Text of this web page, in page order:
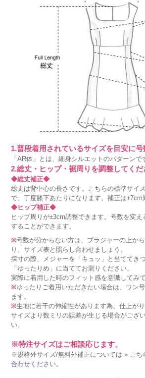
1.普段着用されているサイズを目安に号
「AR体」とは、細身シルエットのパターンで
2.総丈・ヒップ・裾周りを調整してくだ
◆総丈補正◆
総丈は背中心の長さです。こちらの標準サイ
で、丁度膝下あたりになります。補正は±7cm
◆ヒップ補正◆
ヒップ周りが±3cm調整できます。号数を変
することができます。
※号数が分からない方は、ブラジャーの上か
り、サイズ表と照らし合わせましょう。
採寸の際、メジャーを「キュッ」と当ててき
「ゆったりめ」に当ててお測りください。
実際に着用した時のフィット感を意識してみて
※ゆったりご着用いただきたい場合は、ワン
ます。
※生地に若干の伸縮性があります為、仕上が
サイズより数ミリの誤差が生じる場合がござ
い。
※特注サイズはご相談応じます。
※規格外サイズ/無料外補正については » こ
合わせください。